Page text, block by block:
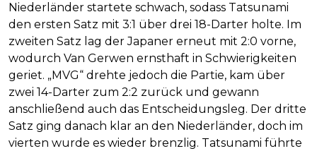
Niederländer startete schwach, sodass Tatsunami
den ersten Satz mit 3:1 über drei 18-Darter holte. Im
zweiten Satz lag der Japaner erneut mit 2:0 vorne,
wodurch Van Gerwen ernsthaft in Schwierigkeiten
geriet. „MVG“ drehte jedoch die Partie, kam über
zwei 14-Darter zum 2:2 zurück und gewann
anschließend auch das Entscheidungsleg. Der dritte
Satz ging danach klar an den Niederländer, doch im
vierten wurde es wieder brenzlig. Tatsunami führte